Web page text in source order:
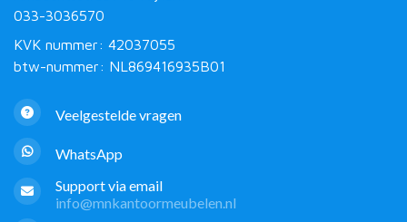
033-3036570
KVK nummer: 42037055
btw-nummer: NL869416935B01
Veelgestelde vragen
WhatsApp
Support via email
info@mnkantoormeubelen.nl